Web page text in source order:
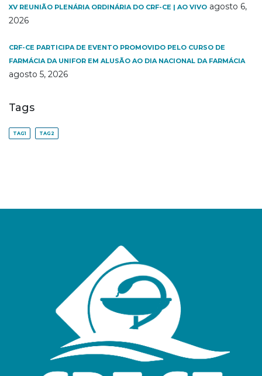
XV REUNIÃO PLENÁRIA ORDINÁRIA DO CRF-CE | AO VIVO agosto 6,
2026
CRF-CE PARTICIPA DE EVENTO PROMOVIDO PELO CURSO DE
FARMÁCIA DA UNIFOR EM ALUSÃO AO DIA NACIONAL DA FARMÁCIA
agosto 5, 2026
Tags
TAG1 TAG2